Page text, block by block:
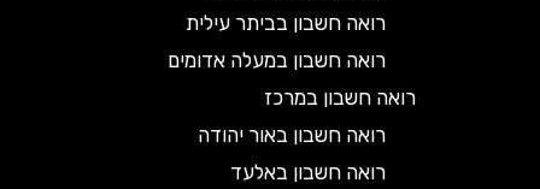
רואה חשבון בביתר עילית
רואה חשבון במעלה אדומים
רואה חשבון במרכז
רואה חשבון באור יהודה
רואה חשבון באלעד